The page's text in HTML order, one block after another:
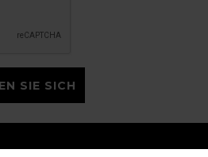
SIE SICH